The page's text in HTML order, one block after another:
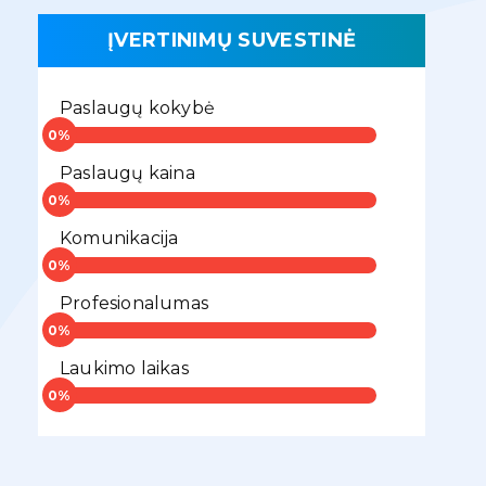
ĮVERTINIMŲ SUVESTINĖ
Paslaugų kokybė
Paslaugų kaina
Komunikacija
Profesionalumas
Laukimo laikas